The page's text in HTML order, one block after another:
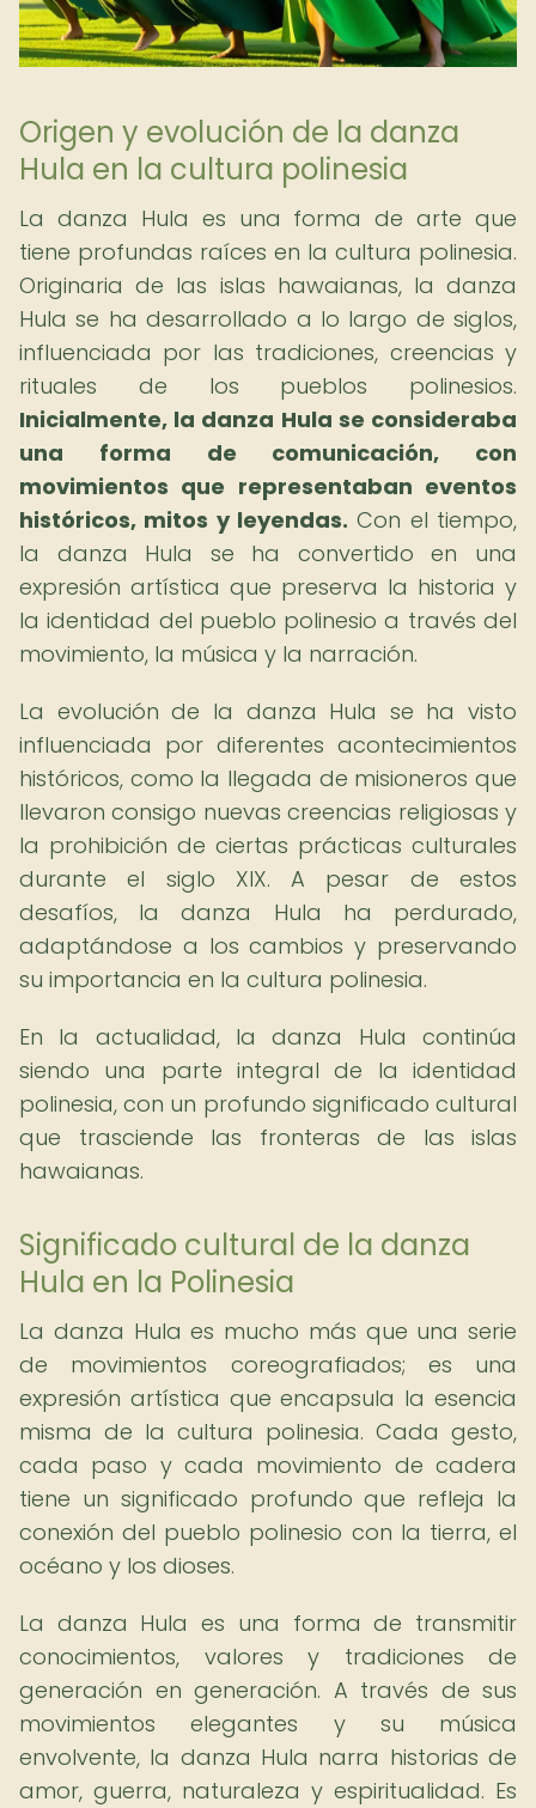
Origen y evolución de la danza
Hula en la cultura polinesia
La danza Hula es una forma de arte que
tiene profundas raíces en la cultura polinesia.
Originaria de las islas hawaianas, la danza
Hula se ha desarrollado a lo largo de siglos,
influenciada por las tradiciones, creencias y
rituales de los pueblos polinesios.
Inicialmente, la danza Hula se consideraba
una forma de comunicación, con
movimientos que representaban eventos
históricos, mitos y leyendas. Con el tiempo,
la danza Hula se ha convertido en una
expresión artística que preserva la historia y
la identidad del pueblo polinesio a través del
movimiento, la música y la narración.
La evolución de la danza Hula se ha visto
influenciada por diferentes acontecimientos
históricos, como la llegada de misioneros que
llevaron consigo nuevas creencias religiosas y
la prohibición de ciertas prácticas culturales
durante el siglo XIX. A pesar de estos
desafíos, la danza Hula ha perdurado,
adaptándose a los cambios y preservando
su importancia en la cultura polinesia.
En la actualidad, la danza Hula continúa
siendo una parte integral de la identidad
polinesia, con un profundo significado cultural
que trasciende las fronteras de las islas
hawaianas.
Significado cultural de la danza
Hula en la Polinesia
La danza Hula es mucho más que una serie
de movimientos coreografiados; es una
expresión artística que encapsula la esencia
misma de la cultura polinesia. Cada gesto,
cada paso y cada movimiento de cadera
tiene un significado profundo que refleja la
conexión del pueblo polinesio con la tierra, el
océano y los dioses.
La danza Hula es una forma de transmitir
conocimientos, valores y tradiciones de
generación en generación. A través de sus
movimientos elegantes y su música
envolvente, la danza Hula narra historias de
amor, guerra, naturaleza y espiritualidad. Es